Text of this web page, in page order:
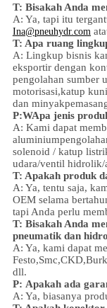
T: Bisakah Anda
A: Ya, tapi itu
Ina@pneuhydr.com
T: Apa ruang
A: Lingkup bisnis
eksportir dengan
pengolahan sumber
motorisasi,katup
dan minyak
P:WApa jenis
A: Kami dapat
aluminium
solenoid / katup
udara/ventil hidrolik/
T: Apakah produk
A: Ya, tentu saja,
OEM selama
tapi Anda perlu
T: Bisakah Anda
pneumatik dan
A: Ya, kami dapat
dll.
P: Apakah ada
A: Ya, biasanya